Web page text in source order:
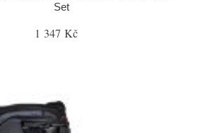
Set
1 347 Kč